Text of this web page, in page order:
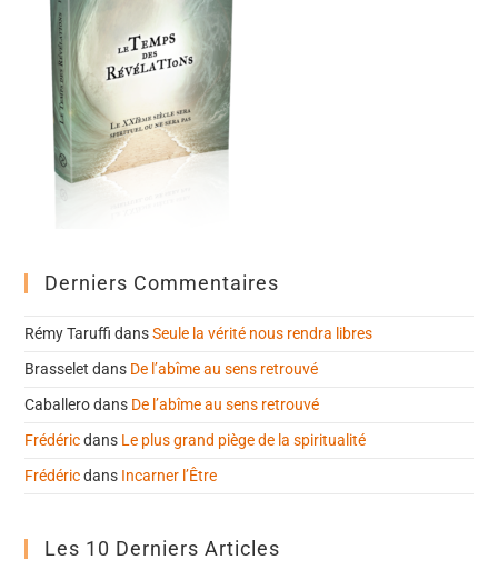
Derniers Commentaires
Rémy Taruffi dansSeule la vérité nous rendra libres
Brasselet dans De l’abîme au sens retrouvé
Caballerodans De l’abîme au sens retrouvé
Frédéricdans Le plus grand piège de la spiritualité
Frédéricdans Incarner l’Être
Les 10 Derniers Articles